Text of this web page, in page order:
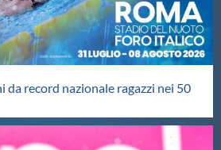
da record nazionale ragazzi nei 50